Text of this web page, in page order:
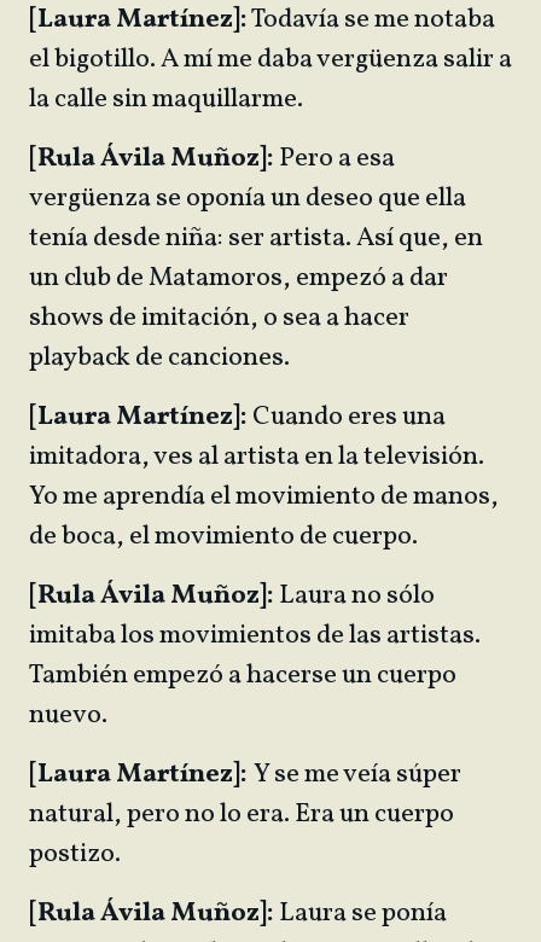
[Laura Martínez]:Todavía se me notaba
el bigotillo. A mí me daba vergüenza salir a
la calle sin maquillarme.
[Rula Ávila Muñoz]:Pero a esa
vergüenza se oponía un deseo que ella
tenía desde niña: ser artista. Así que, en
un club de Matamoros, empezó a dar
shows de imitación, o sea a hacer
playback de canciones.
[Laura Martínez]:Cuando eres una
imitadora, ves al artista en la televisión.
Yo me aprendía el movimiento de manos,
de boca, el movimiento de cuerpo.
[Rula Ávila Muñoz]:Laura no sólo
imitaba los movimientos de las artistas.
También empezó a hacerse un cuerpo
nuevo.
[Laura Martínez]:Y se me veía súper
natural, pero no lo era. Era un cuerpo
postizo.
[Rula Ávila Muñoz]:Laura se ponía